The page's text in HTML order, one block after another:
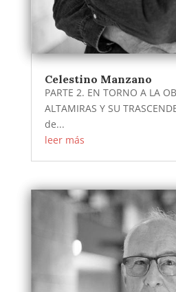
Celestino Manzano
PARTE 2. EN TORNO A LA
ALTAMIRAS Y SU
de...
leer más